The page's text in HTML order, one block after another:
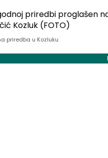
priredba u Kozluku